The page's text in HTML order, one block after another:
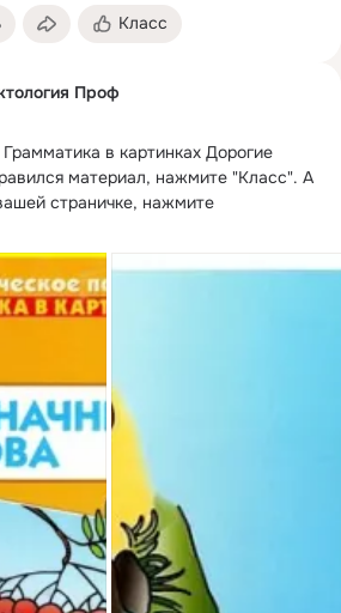
Класс
Проф
Грамматика в картинках Дорогие
материал, нажмите "Класс". А
страничке, нажмите